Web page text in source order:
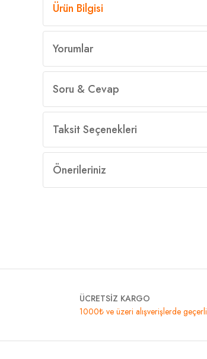
Ürün Bilgisi
Yorumlar
Soru & Cevap
Taksit Seçenekleri
Önerileriniz
ÜCRETSİZ KARGO
1000₺ ve üzeri alışverişlerde geçerli